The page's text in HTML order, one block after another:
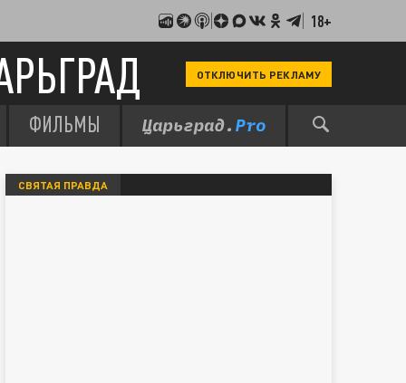
18+
ОТКЛЮЧИТЬ РЕКЛАМУ
ФИЛЬМЫ
СВЯТАЯ ПРАВДА